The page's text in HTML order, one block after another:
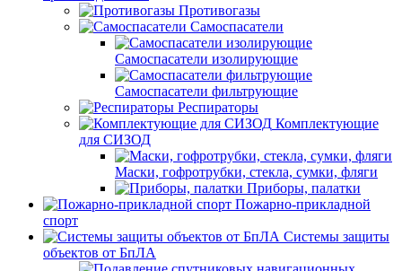
Противогазы
Самоспасатели
Самоспасатели изолирующие
Самоспасатели фильтрующие
Респираторы
Комплектующие
для СИЗОД
Маски, гофротрубки, стекла, сумки, фляги
Приборы, палатки
Пожарно-прикладной
спорт
Системы защиты
объектов от БпЛА